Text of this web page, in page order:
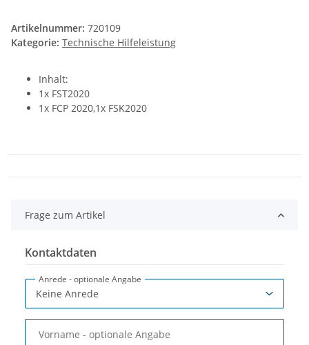
Artikelnummer: 720109
Kategorie: Technische Hilfeleistung
Inhalt:
1x FST2020
1x FCP 2020,1x FSK2020
Frage zum Artikel
Kontaktdaten
Anrede - optionale Angabe
Vorname - optionale Angabe